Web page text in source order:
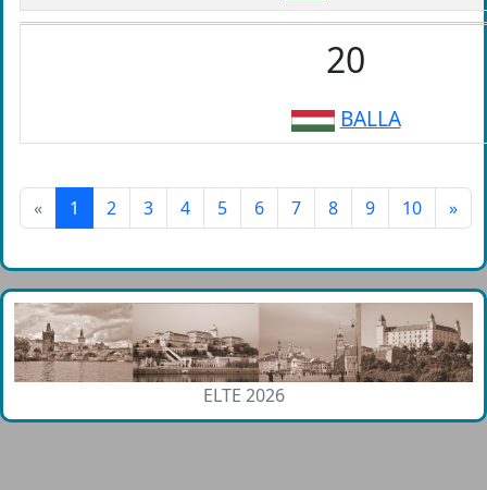
20
BALLA
« 1 2 3 4 5 6 7 8 9 10 »
ELTE 2026